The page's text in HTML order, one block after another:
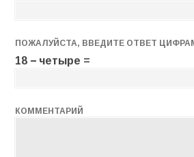
ПОЖАЛУЙСТА, ВВЕДИТЕ ОТВЕТ
18 − четыре =
КОММЕНТАРИЙ